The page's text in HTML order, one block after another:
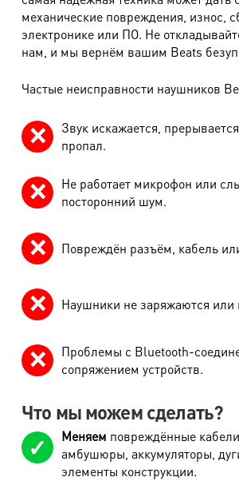
механические повреждения, износ,
электронике или ПО. Не
нам, и мы вернём вашим Beats
Частые неисправности наушников
Звук искажается,
пропал.
Не работает микрофон или
посторонний шум.
Повреждён разъём, кабель
Наушники не заряжаются или
Проблемы с Bluetooth-
сопряжением устройств.
Что мы можем сделать?
Меняем повреждённые
амбушюры, аккумуляторы,
элементы конструкции.